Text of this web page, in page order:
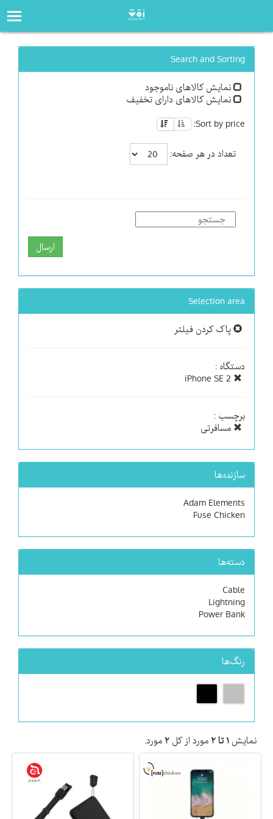
Search and Sorting
نمایش کالاهای ناموجود
نمایش کالاهای دارای تخفیف
Sort by price:
تعداد در هر صفحه:
ارسال
Selection area
پاک کردن فیلتر
دستگاه :
برچسب :
مسافرتی
سازنده‌ها
Adam Elements
Fuse Chicken
دسته‌ها
Cable
Lightning
Power Bank
رنگ‌ها
نمایش ۱ تا ۲ مورد از کل ۲ مورد.